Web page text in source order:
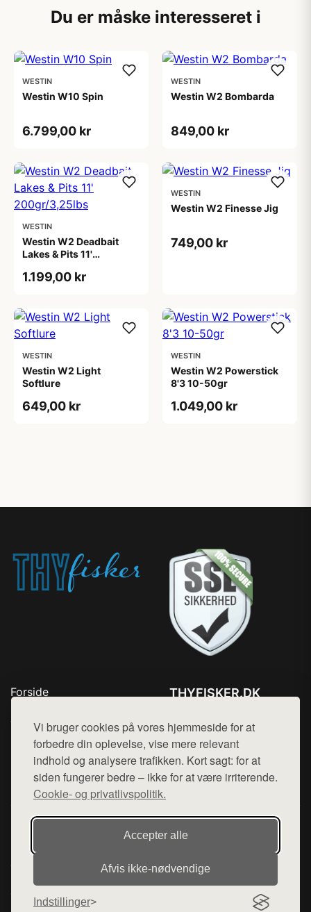
Vi bruger cookies på vores hjemmeside for at
forbedre din oplevelse, vise mere relevant
indhold og analysere trafikken. Kort sagt: for at
siden fungerer bedre – ikke for at være irriterende.
Cookie- og privatlivspolitik.
Accepter alle
Afvis ikke‑nødvendige
Indstillinger
Du er måske interesseret i
WESTIN
Westin W10 Spin
6.799,00 kr
WESTIN
Westin W2 Bombarda
849,00 kr
WESTIN
Westin W2 Deadbait
Lakes & Pits 11'
1.199,00 kr
WESTIN
Westin W2 Finesse Jig
749,00 kr
WESTIN
Westin W2 Light
Softlure
649,00 kr
WESTIN
Westin W2 Powerstick
8'3 10-50gr
1.049,00 kr
Forside
Top Rabatter
Kontakt
THYFISKER.DK
Mail: hej@want.dk
Cookie- og privatlivspolitik
Denne side er en del af want.dk, der udgiver en række
hjemmesider med præsentation af forskellige produkter fra
diverse webshops. Der sælges ikke varer fra denne side - vi
henviser til de shops, som sælger varen. Vi har heller ikke
varerne på lager.